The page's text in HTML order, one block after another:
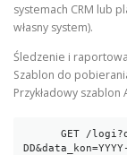
systemach CRM lub
własny system).
Śledzenie i
Szablon do
Przykładowy
      GET /logi?obiekt_id=XYZ&data_pocz=YYYY-MM-
DD&data_kon=YYYY-